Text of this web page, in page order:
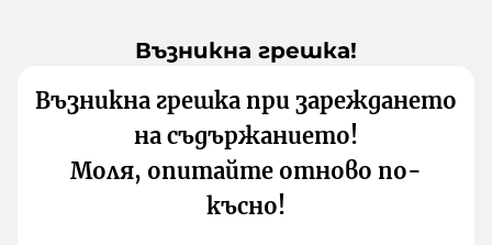
Възникна грешка!
Възникна грешка при зареждането
на съдържанието!
Моля, опитайте отново по-
късно!